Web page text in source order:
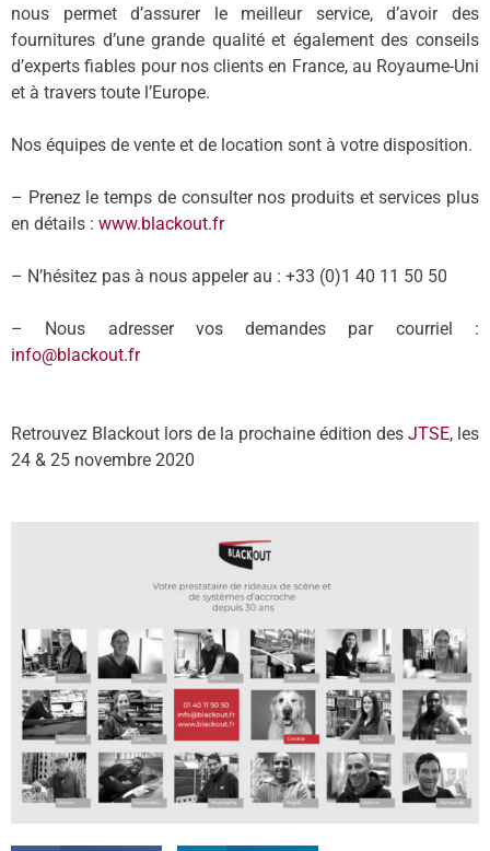
nous permet d’assurer le meilleur service, d’avoir des
fournitures d’une grande qualité et également des conseils
d’experts fiables pour nos clients en France, au Royaume-Uni
et à travers toute l’Europe.
Nos équipes de vente et de location sont à votre disposition.
– Prenez le temps de consulter nos produits et services plus
en détails : www.blackout.fr
– N’hésitez pas à nous appeler au : +33 (0)1 40 11 50 50
– Nous adresser vos demandes par courriel :
info@blackout.fr
Retrouvez Blackout lors de la prochaine édition des JTSE, les
24 & 25 novembre 2020